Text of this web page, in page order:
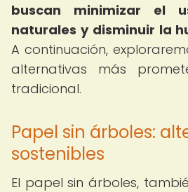
buscan minimizar el
naturales y disminuir la
A continuación,
alternativas más
tradicional.
Papel sin árboles:
sostenibles
El papel sin árboles,